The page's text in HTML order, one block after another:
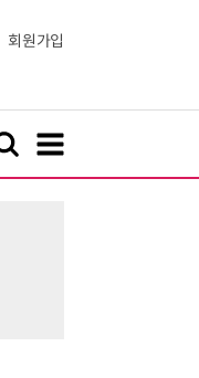
회원가입